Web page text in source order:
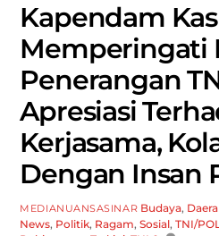
Kapendam
Memperingati
Penerangan
Apresiasi
Kerjasama,
Dengan Insan
MEDIANUANSASINAR Budaya,
News, Politik, Ragam,Sosial,TNI/